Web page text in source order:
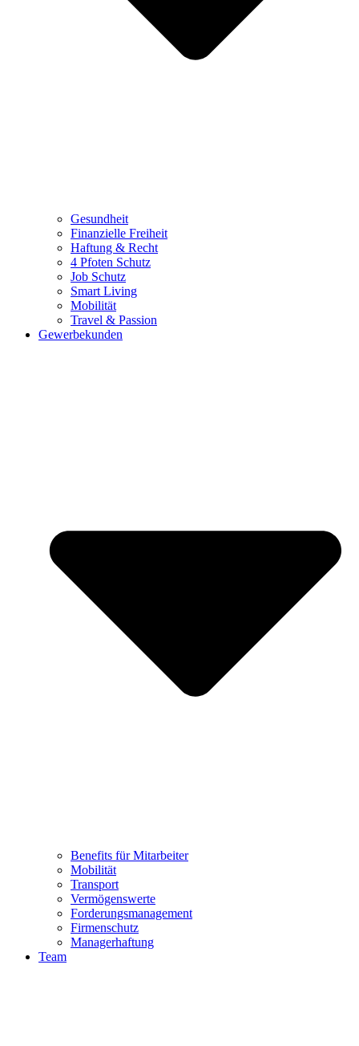
Gesundheit
Finanzielle Freiheit
Haftung & Recht
4 Pfoten Schutz
Job Schutz
Smart Living
Mobilität
Travel & Passion
Gewerbekunden
Benefits für Mitarbeiter
Mobilität
Transport
Vermögenswerte
Forderungsmanagement
Firmenschutz
Managerhaftung
Team